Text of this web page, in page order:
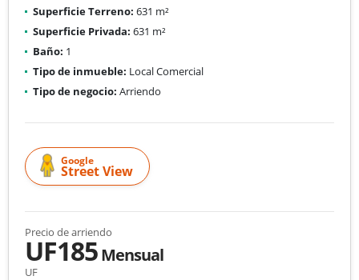
Superficie Terreno: 631 m²
Superficie Privada: 631 m²
Baño: 1
Tipo de inmueble: Local Comercial
Tipo de negocio: Arriendo
Google
Street View
Precio de arriendo
UF185Mensual
UF